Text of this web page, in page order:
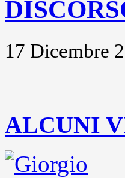
17 Dicembre
ALCUNI